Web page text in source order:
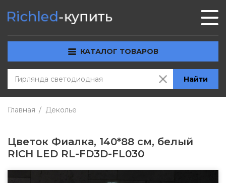
КАТАЛОГ ТОВАРОВ
Найти
Главная Деколье
Цветок Фиалка, 140*88 см, белый
RICH LED RL-FD3D-FL030